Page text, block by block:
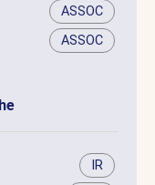
ASSOC
ASSOC
IR